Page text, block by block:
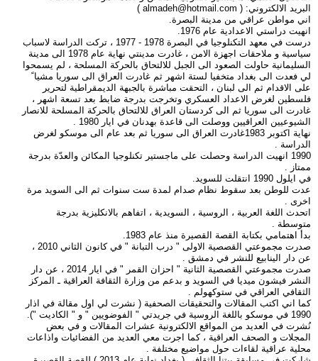
البريد الالكتروني: ( almadeh@hotmail.com
)
اني مواطن عراقي من مدينة البصرة.
انهيت دراستي الاعدادية عام 1976.
درست في معهد التكنلوجيا في البصرة 1978 - 1977 ، تركت الدراسة لاسباب
سياسية و ملاحقات اجهزة الامن ، غادرت مدينتي نهاية عام 1978 الى مدينة
السليمانية حاولت الصعود الى الجبل للالتحاق بالحركة المسلحة ، لم يسمحوا
لي فعدت الى بغداد متخفيا لستة اشهر ثم غادرت العراق الى سوريا مشيا ً
على الاقدام ثم الى لبنان ، التحقت مباشرة بالجبهة الديمقراطية لتحرير
فلسطين لغرض الاعداد العسكري وتخرجت بدرجة ضابط بعد تسعة اشهر ،
غادرت الى سوريا ثم الى كردستان العراق للالتحاق بالحركة المسلحة للانصار
الشيوعيين العراقيين ووصلت الى قاعدة بهدنان في ايار 1980 .
نهاية اكتوبر 1983غادرت العراق الى سوريا ثم بعد عام الى موسكو لغرض
الدراسة .
1990 انهيت الدراسة وحصلت على ماجستير تكنلوجيا المكائن والعدّة بدرجة
ممتاز .
في ايلول 1990 انتقلت للسويد.
عدت للوطن بعد سقوط نظام صدام لمدة ست سنوات ثم الى السويد مرة
اخرى .
اتحدث اللغة العربية ، الروسية ، السويدية ، اتفاهم بالانكليزية بدرجة
متوسطة .
بدأ اهتمامي بكتابة القصة القصيرة منذ عام 1983.
صدرت مجموعتي القصصية الاولى " درب التبانة " في كانون الثاني 2010 ،
عن دار الينابيع للنشر في دمشق .
صدرت مجموعتي القصصية الثانية " احزان القمر " في ايار 2014 ، عن دار
النشر فيشون ميديا في السويد و بدعم من وزارة الثقافة العراقية ـ المركز
الثقافي العراقي في ستوكهولم .
كما اني اكتب المقالات والتحقيقات الصحفية ( نشرت لي اول مقالة في اذار
1990 في موسكو باللغة الروسية في جريدتي " الفوضويين " و " الكاديت ").
نُشرت في العديد من المواقع الالكترونية عشرات المقالات و في بعض
المجلات و الصحف العراقية ، كما اجرت معي العديد من الفضائيات واذاعات
محلية عراقية لقاءات حول مواضيع مختلفة .